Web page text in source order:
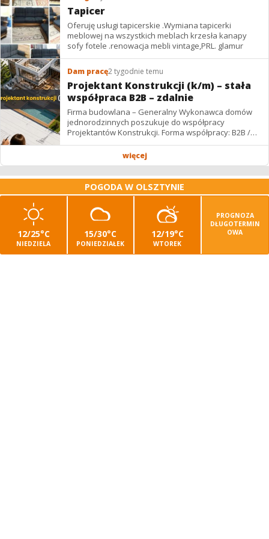
Tapicer
Oferuję usługi tapicerskie .Wymiana tapicerki
meblowej na wszystkich meblach krzesła kanapy
sofy fotele .renowacja mebli vintage,PRL. glamur
Dam pracę2 tygodnie temu
Projektant Konstrukcji (k/m) – stała
współpraca B2B – zdalnie
Firma budowlana – Generalny Wykonawca domów
jednorodzinnych poszukuje do współpracy
Projektantów Konstrukcji. Forma współpracy: B2B /
podwykonawstwo – zdalnie. Wynagrodzenie: ✔
więcej
POGODA W OLSZTYNIE
12/25°C
NIEDZIELA
15/30°C
PONIEDZIAŁEK
12/19°C
WTOREK
PROGNOZA
DŁUGOTERMIN
OWA